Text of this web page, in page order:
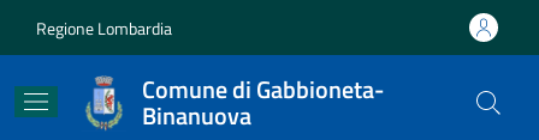
Regione Lombardia
Comune di Gabbioneta-
Binanuova